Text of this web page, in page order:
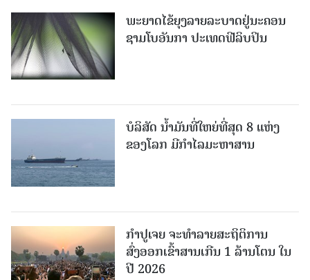
ພະຍາດໄຂ້ຍຸງລາຍລະບາດຢູ່ນະຄອນ
ຊາມໂບ​ອັນກາ ປະເທດຟີລິບປິນ
ບໍລິສັດ ນ້ຳມັນທີ່ໃຫຍ່ທີ່ສຸດ 8 ແຫ່ງ
ຂອງໂລກ ມີກຳໄລມະຫາສານ
ກຳປູເຈຍ ຈະທຳລາຍສະຖິຕິການ
ສົ່ງອອກເຂົ້າສານເກີນ 1 ລ້ານໂຕນ ໃນ
ປີ 2026